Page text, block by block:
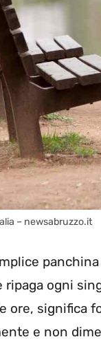
– newsabruzzo.it
ogni
ore, significa
e non